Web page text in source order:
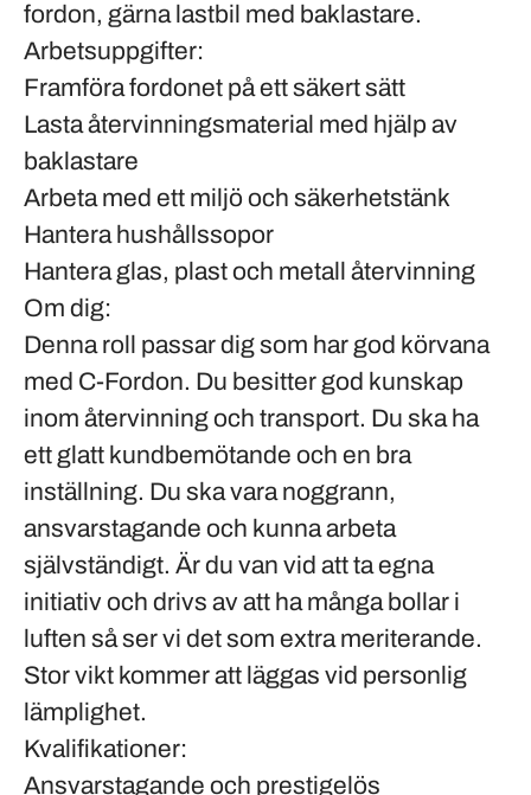
fordon, gärna lastbil med baklastare.
Arbetsuppgifter:
Framföra fordonet på ett säkert sätt
Lasta återvinningsmaterial med hjälp av
baklastare
Arbeta med ett miljö och säkerhetstänk
Hantera hushållssopor
Hantera glas, plast och metall återvinning
Om dig:
Denna roll passar dig som har god körvana
med C-Fordon. Du besitter god kunskap
inom återvinning och transport. Du ska ha
ett glatt kundbemötande och en bra
inställning. Du ska vara noggrann,
ansvarstagande och kunna arbeta
självständigt. Är du van vid att ta egna
initiativ och drivs av att ha många bollar i
luften så ser vi det som extra meriterande.
Stor vikt kommer att läggas vid personlig
lämplighet.
Kvalifikationer:
Ansvarstagande och prestigelös